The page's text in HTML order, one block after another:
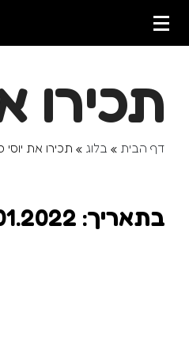
תכירו
דף הבית » בלוג » תכירו את יוסי
בתאריך: 14.01.2022